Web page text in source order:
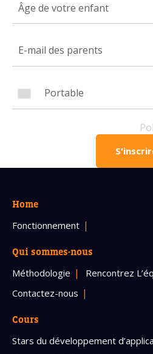
Âge de votre enfant
Home
Fonctionnement
Qui sommes-nous
Méthodologie Rencontrez
Contactez-nous
Cours
Stars du développement
OBTENIR PLUS